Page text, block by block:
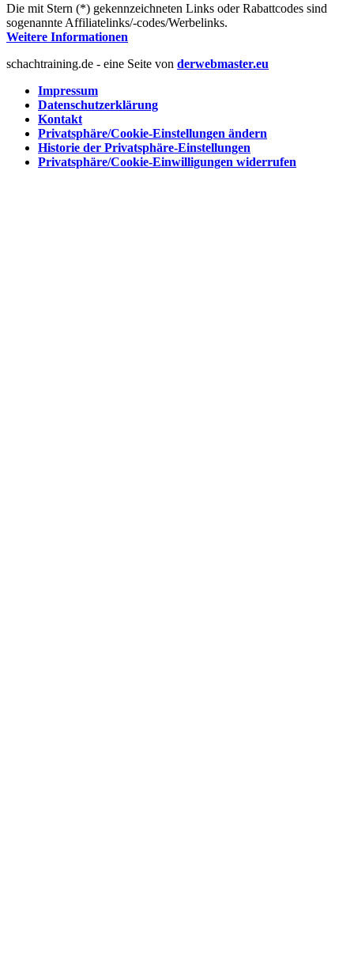
Die mit Stern (*) gekennzeichneten Links oder Rabattcodes sind
sogenannte Affiliatelinks/-codes/Werbelinks.
Weitere Informationen
schachtraining.de - eine Seite von derwebmaster.eu
Impressum
Datenschutzerklärung
Kontakt
Privatsphäre/Cookie-Einstellungen ändern
Historie der Privatsphäre-Einstellungen
Privatsphäre/Cookie-Einwilligungen widerrufen